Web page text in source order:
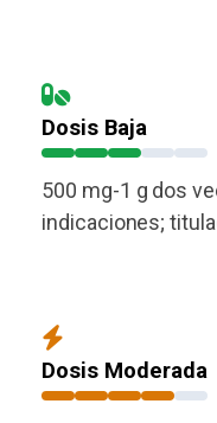
Dosis Baja
500 mg-1 g dos
indicaciones;
Dosis Moderada